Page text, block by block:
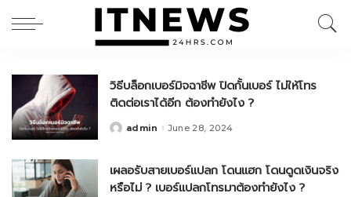
วิธีบล็อกเบอร์มิจฉาชีพ ปิดกั้นเบอร์ ไม่ให้โทร
ติดต่อเราได้อีก ต้องทำยังไง ?
Posted
admin June 28, 2024
เผลอรับสายเบอร์แปลก โดนแฮก โดนดูดเงินจริง
หรือไม่ ? เบอร์แปลกโทรมาต้องทำยังไง ?